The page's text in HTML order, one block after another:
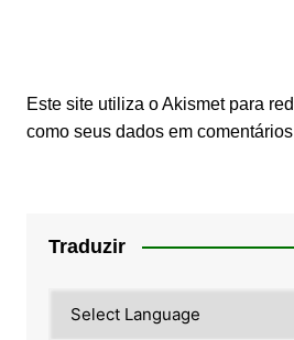
Este site utiliza o Akismet para
como seus dados em
Traduzir